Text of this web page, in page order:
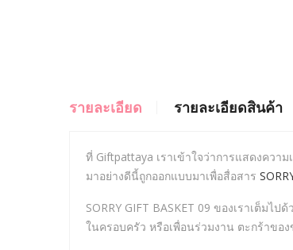
รายละเอียด รายละเอียดสินค้า
ที่ Giftpattaya เราเข้าใจว่าการแสดงควา
มาอย่างดีนี้ถูกออกแบบมาเพื่อสื่อสาร
SORRY GIFT BASKET 09 ของเราเต็มไปด้
ในครอบครัว หรือเพื่อนร่วมงาน ตะกร้าขอ